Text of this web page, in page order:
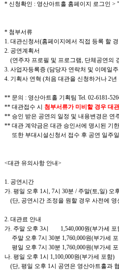
* 신청확인 : 영산아트홀 홈페이지 로그인 >
* 첨부서류
1. 대관신청서(홈페이지에서 직접 등록 할
2. 공연계획서
(연주자 프로필 및 프로그램, 단체공연의
3. 사업자등록증 (담당자 연락처 및 이메일
4. 기획사 연혁 (처음 대관을 신청하거나 2
** 문의 : 영산아트홀 기획팀 Tel. 02-6181-
** 대관접수 시 첨부서류가 미비할 경우 대
** 승인 받은 공연의 일정 및 내용변경은 연
** 대관 계약금은 대관 승인서에 명시된 기
또한 부대시설신청서 접수 후 공연 일주
<대관 유의사항 안내>
1. 공연시간
가. 평일 오후 1시, 7시 30분 / 주말(토,일) 오
(단, 공연시간 조정을 원할 경우 사전에
2. 대관료 안내
가. 주말 오후 3시 1,540,000원(부가세 포
주말 오후 7시 30분 1,760,000원(부가세
평일 오후 7시 30분 1,760,000원(부가세
나. 평일 오후 1시 1,100,000원(부가세 포함)
(단, 평일 오후 1시 공연은 영산아트홀과